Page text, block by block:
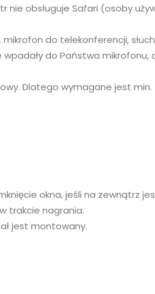
obsługuje Safari (osoby
do telekonferencji,
do Państwa mikrofonu,
Dlatego wymagane jest min.
okna, jeśli na zewnątrz
trakcie nagrania.
jest montowany.